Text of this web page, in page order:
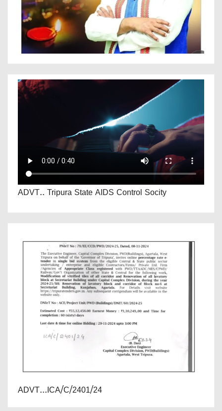
ADVT.. Tripura State AIDS Control Socity
ADVT...ICA/C/2401/24